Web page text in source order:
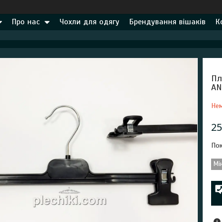
Про нас Чохли для одягу Брендування вішаків